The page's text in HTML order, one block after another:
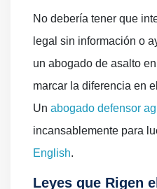
No debería tener que
legal sin información o
un abogado de asalto
marcar la diferencia en
Un abogado defensor
incansablemente para
English.
Leyes que Rigen